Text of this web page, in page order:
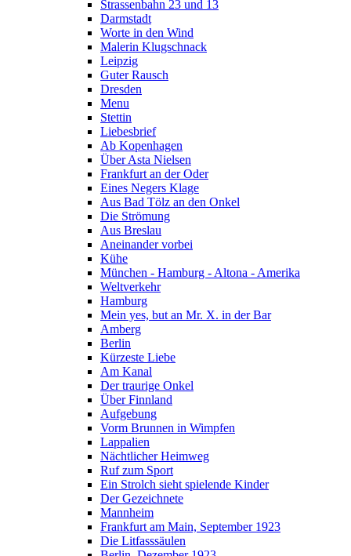
Strassenbahn 23 und 13
Darmstadt
Worte in den Wind
Malerin Klugschnack
Leipzig
Guter Rausch
Dresden
Menu
Stettin
Liebesbrief
Ab Kopenhagen
Über Asta Nielsen
Frankfurt an der Oder
Eines Negers Klage
Aus Bad Tölz an den Onkel
Die Strömung
Aus Breslau
Aneinander vorbei
Kühe
München - Hamburg - Altona - Amerika
Weltverkehr
Hamburg
Mein yes, but an Mr. X. in der Bar
Amberg
Berlin
Kürzeste Liebe
Am Kanal
Der traurige Onkel
Über Finnland
Aufgebung
Vorm Brunnen in Wimpfen
Lappalien
Nächtlicher Heimweg
Ruf zum Sport
Ein Strolch sieht spielende Kinder
Der Gezeichnete
Mannheim
Frankfurt am Main, September 1923
Die Litfasssäulen